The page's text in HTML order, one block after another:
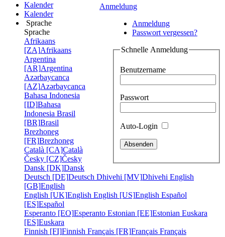
Anmeldung
Anmeldung
Passwort vergessen?
Schnelle Anmeldung
Benutzername
Passwort
Auto-Login
Kalender
Kalender
Sprache
Sprache
Afrikaans
[ZA]Afrikaans
Argentina
[AR]Argentina
Azərbaycanca
[AZ]Azərbaycanca
Bahasa Indonesia
[ID]Bahasa
Indonesia Brasil
[BR]Brasil
Brezhoneg
[FR]Brezhoneg
Català [CA]Català
Česky [CZ]Česky
Dansk [DK]Dansk
Deutsch [DE]Deutsch Dhivehi [MV]Dhivehi English
[GB]English
English [UK]English English [US]English Español
[ES]Español
Esperanto [EO]Esperanto Estonian [EE]Estonian Euskara
[ES]Euskara
Finnish [FI]Finnish Français [FR]Français Français